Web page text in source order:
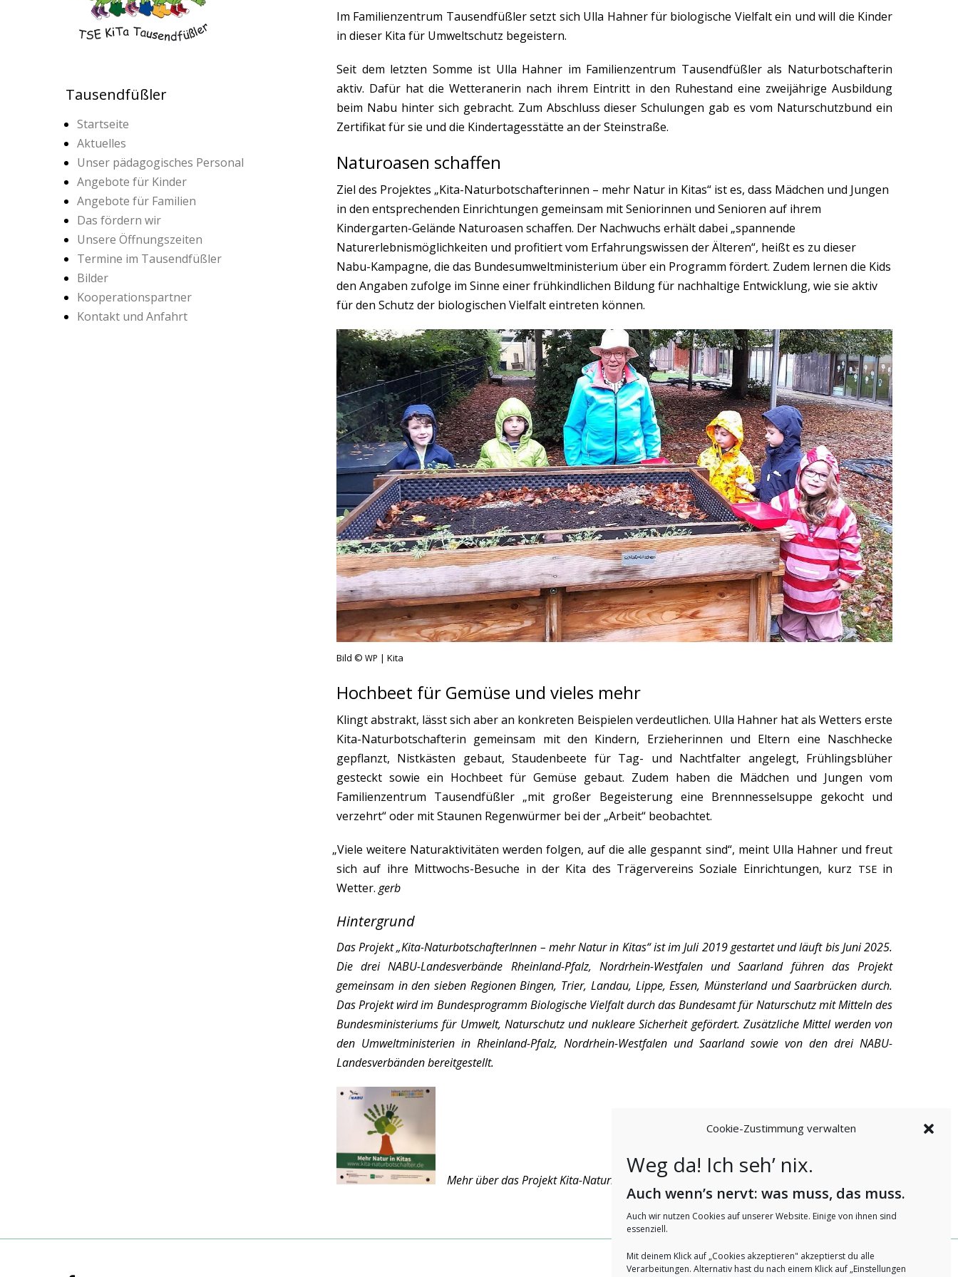
Cookie-Zustimmung verwalten
Weg da! Ich seh’ nix.
Auch wenn’s nervt: was muss, das muss.
Auch wir nutzen Cookies auf unserer Website. Einige von ihnen sind
essenziell.
Mit deinem Klick auf „Cookies akzeptieren" akzeptierst du alle
Verarbeitungen. Alternativ hast du nach einem Klick auf „Einstellungen
Im Familienzentrum Tausendfüßler setzt sich Ulla Hahner für biologische Vielfalt ein und will die Kinder
in dieser Kita für Umweltschutz begeistern.
Seit dem letzten Somme ist Ulla Hahner im Familienzentrum Tausendfüßler als Naturbotschafterin
aktiv. Dafür hat die Wetteranerin nach ihrem Eintritt in den Ruhestand eine zweijährige Ausbildung
beim Nabu hinter sich gebracht. Zum Abschluss dieser Schulungen gab es vom Naturschutzbund ein
Zertifikat für sie und die Kindertagesstätte an der Steinstraße.
Naturoasen schaffen
Ziel des Projektes „Kita-Naturbotschafterinnen – mehr Natur in Kitas“ ist es, dass Mädchen und Jungen
in den entsprechenden Einrichtungen gemeinsam mit Seniorinnen und Senioren auf ihrem
Kindergarten-Gelände Naturoasen schaffen. Der Nachwuchs erhält dabei „spannende
Naturerlebnismöglichkeiten und profitiert vom Erfahrungswissen der Älteren“, heißt es zu dieser
Nabu-Kampagne, die das Bundesumweltministerium über ein Programm fördert. Zudem lernen die Kids
den Angaben zufolge im Sinne einer frühkindlichen Bildung für nachhaltige Entwicklung, wie sie aktiv
für den Schutz der biologischen Vielfalt eintreten können.
Bild © WP | Kita
Hochbeet für Gemüse und vieles mehr
Klingt abstrakt, lässt sich aber an konkreten Beispielen verdeutlichen. Ulla Hahner hat als Wetters erste
Kita-Naturbotschafterin gemeinsam mit den Kindern, Erzieherinnen und Eltern eine Naschhecke
gepflanzt, Nistkästen gebaut, Staudenbeete für Tag- und Nachtfalter angelegt, Frühlingsblüher
gesteckt sowie ein Hochbeet für Gemüse gebaut. Zudem haben die Mädchen und Jungen vom
Familienzentrum Tausendfüßler „mit großer Begeisterung eine Brennnesselsuppe gekocht und
verzehrt“ oder mit Staunen Regenwürmer bei der „Arbeit“ beobachtet.
„Viele weitere Naturaktivitäten werden folgen, auf die alle gespannt sind“, meint Ulla Hahner und freut
sich auf ihre Mittwochs-Besuche in der Kita des Trägervereins Soziale Einrichtungen, kurz TSEin
Wetter. gerb
Hintergrund
Das Projekt „Kita-NaturbotschafterInnen – mehr Natur in Kitas“ ist im Juli 2019 gestartet und läuft bis Juni 2025.
Die drei NABU-Landesverbände Rheinland-Pfalz, Nordrhein-Westfalen und Saarland führen das Projekt
gemeinsam in den sieben Regionen Bingen, Trier, Landau, Lippe, Essen, Münsterland und Saarbrücken durch.
Das Projekt wird im Bundesprogramm Biologische Vielfalt durch das Bundesamt für Naturschutz mit Mitteln des
Bundesministeriums für Umwelt, Naturschutz und nukleare Sicherheit gefördert. Zusätzliche Mittel werden von
den Umweltministerien in Rheinland-Pfalz, Nordrhein-Westfalen und Saarland sowie von den drei NABU-
Landesverbänden bereitgestellt.
Mehr über das Projekt Kita-NaturbotschafterInnen – mehr Natur in Kitas
Tausendfüßler
Startseite
Aktuelles
Unser pädagogisches Personal
Angebote für Kinder
Angebote für Familien
Das fördern wir
Unsere Öffnungszeiten
Termine im Tausendfüßler
Bilder
Kooperationspartner
Kontakt und Anfahrt